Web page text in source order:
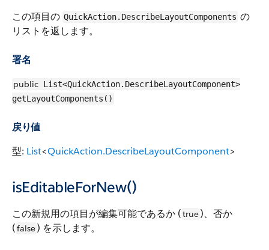
この項目の QuickAction.DescribeLayoutComponents の
リストを返します。
署名
public List<QuickAction.DescribeLayoutComponent>
getLayoutComponents()
戻り値
型: List<QuickAction.DescribeLayoutComponent>
isEditableForNew()
この新規用の項目が編集可能であるか (true)、否か
(false) を示します。